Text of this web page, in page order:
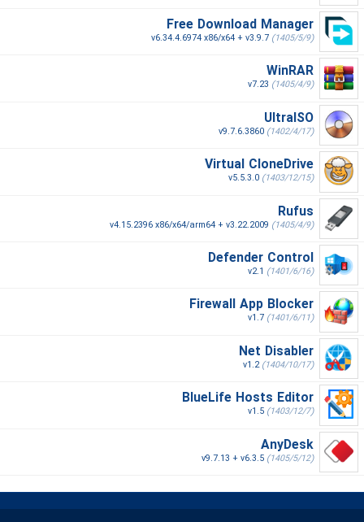
Free Download Manager
v6.34.4.6974 x86/x64 + v3.9.7 (1405/5/9)
WinRAR
v7.23 (1405/4/9)
UltraISO
v9.7.6.3860 (1402/4/17)
Virtual CloneDrive
v5.5.3.0 (1403/12/15)
Rufus
v4.15.2396 x86/x64/arm64 + v3.22.2009 (1405/4/9)
Defender Control
v2.1 (1401/6/16)
Firewall App Blocker
v1.7 (1401/6/11)
Net Disabler
v1.2(1404/10/17)
BlueLife Hosts Editor
v1.5 (1403/12/7)
AnyDesk
v9.7.13 + v6.3.5 (1405/5/12)